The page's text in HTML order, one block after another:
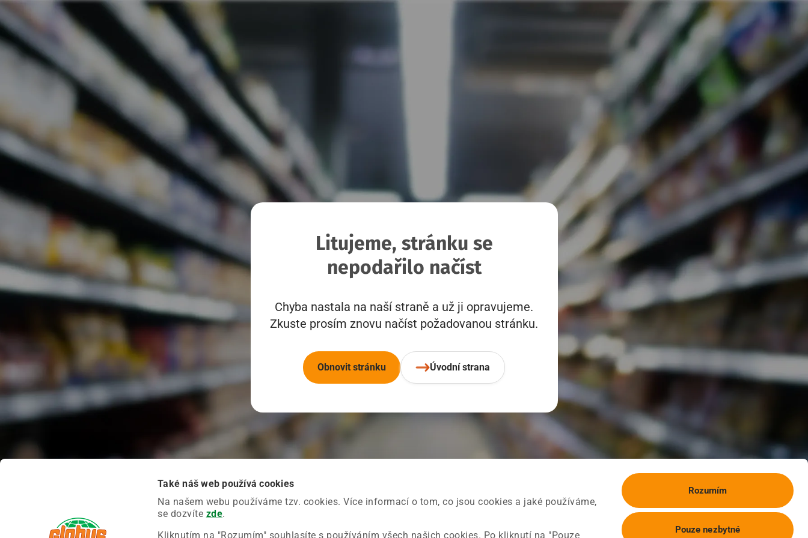
Také náš web používá cookies
Na našem webu používáme tzv. cookies. Více informací o tom, co jsou cookies a jaké používáme,
se dozvíte zde.
Kliknutím na "Rozumím" souhlasíte s používáním všech našich cookies. Po kliknutí na "Pouze
Rozumím
Pouze nezbytné
Litujeme, stránku se
nepodařilo načíst
Chyba nastala na naší straně a už ji opravujeme.
Zkuste prosím znovu načíst požadovanou stránku.
Obnovit stránku Úvodní strana